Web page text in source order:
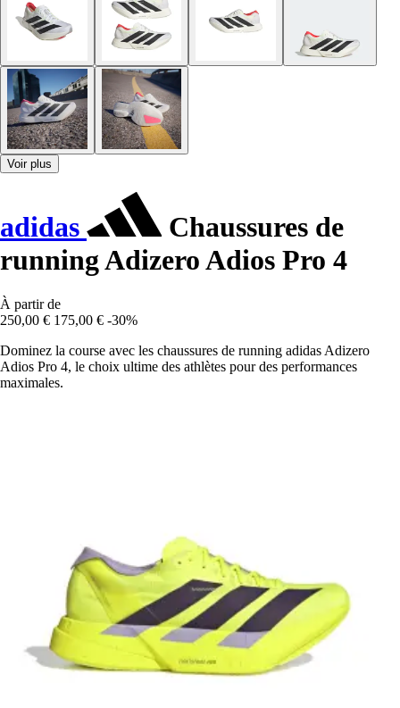
Voir plus
adidas
Chaussures de
running Adizero Adios Pro 4
À partir de
250,00 € 175,00 € -30%
Dominez la course avec les chaussures de running adidas Adizero
Adios Pro 4, le choix ultime des athlètes pour des performances
maximales.